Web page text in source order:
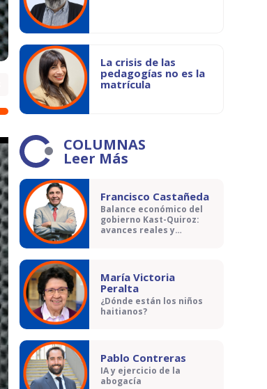
La crisis de las
pedagogías no es la
matrícula
COLUMNAS
Leer Más
Francisco Castañeda
Balance económico del
gobierno Kast-Quiroz:
avances reales y
María Victoria
Peralta
¿Dónde están los niños
haitianos?
Pablo Contreras
IA y ejercicio de la
abogacía